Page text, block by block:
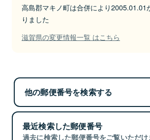
高島郡マキノ町は合併により2005.01.01
りました
滋賀県の変更情報一覧 はこちら
他の郵便番号を検索する
最近検索した郵便番号
過去に検索した郵便番号をご覧いただけ